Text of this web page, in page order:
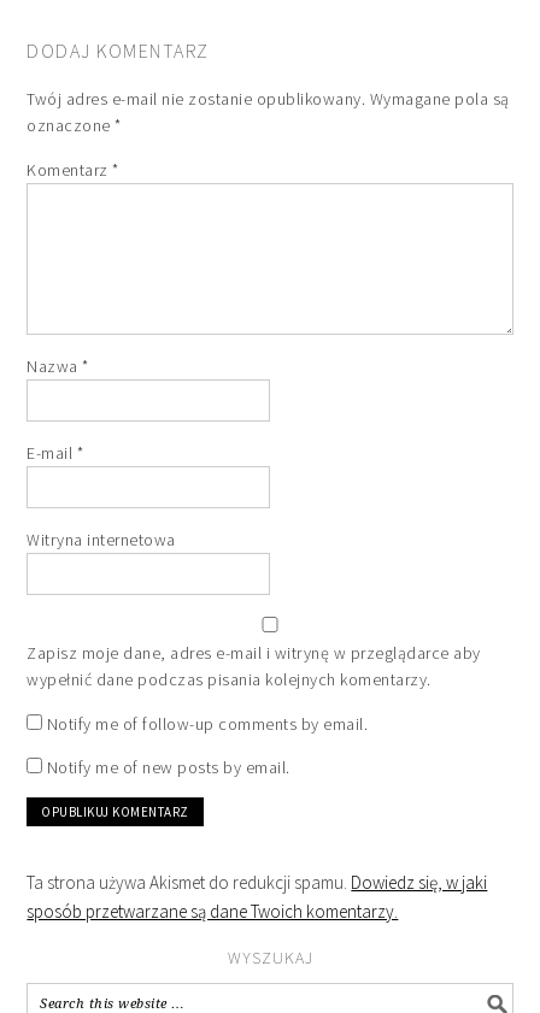
DODAJ KOMENTARZ
Twój adres e-mail nie zostanie opublikowany. Wymagane pola są
oznaczone*
Komentarz*
Nazwa*
E-mail *
Witryna internetowa
Zapisz moje dane, adres e-mail i witrynę w przeglądarce aby
wypełnić dane podczas pisania kolejnych komentarzy.
Notify me of follow-up comments by email.
Notify me of new posts by email.
Ta strona używa Akismet do redukcji spamu. Dowiedz się, w jaki
sposób przetwarzane są dane Twoich komentarzy.
WYSZUKAJ